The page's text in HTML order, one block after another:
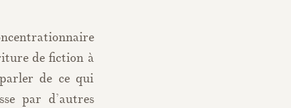
de fiction à
de ce qui
par d’autres